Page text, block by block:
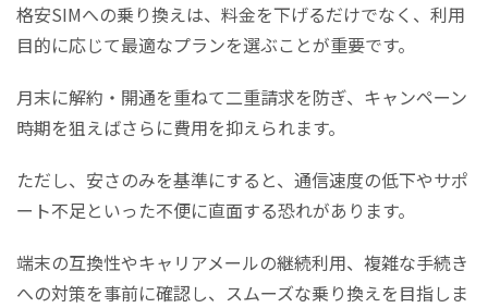
格安SIMへの乗り換えは、料金を下げるだけでなく、利用
目的に応じて最適なプランを選ぶことが重要です。
​​​​​​​月末に解約・開通を重ねて二重請求を防ぎ、キャンペーン
時期を狙えばさらに費用を抑えられます。
​​​​​​​ただし、安さのみを基準にすると、通信速度の低下やサポ
ート不足といった不便に直面する恐れがあります。
​​​​​​​端末の互換性やキャリアメールの継続利用、複雑な手続き
への対策を事前に確認し、スムーズな乗り換えを目指しま